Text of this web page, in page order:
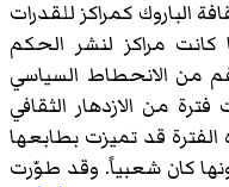
الباروك كمراكز للقدرات
كانت مراكز لنشر الحكم
من الانحطاط السياسي
فترة من الازدهار الثقافي
قد تميزت بطابعها
كان شعبياً. وقد طوّرت